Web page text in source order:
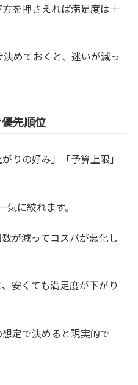
を押さえれば満足度は十
めておくと、迷いが減っ
先順位
りの好み」「予算上限」
に絞れます。
が減ってコスパが悪化し
安くても満足度が下がり
定で決めると現実的で